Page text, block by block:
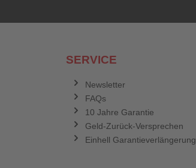
SERVICE
Newsletter
FAQs
10 Jahre Garantie
Geld-Zurück-Versprechen
Einhell Garantieverlängerung